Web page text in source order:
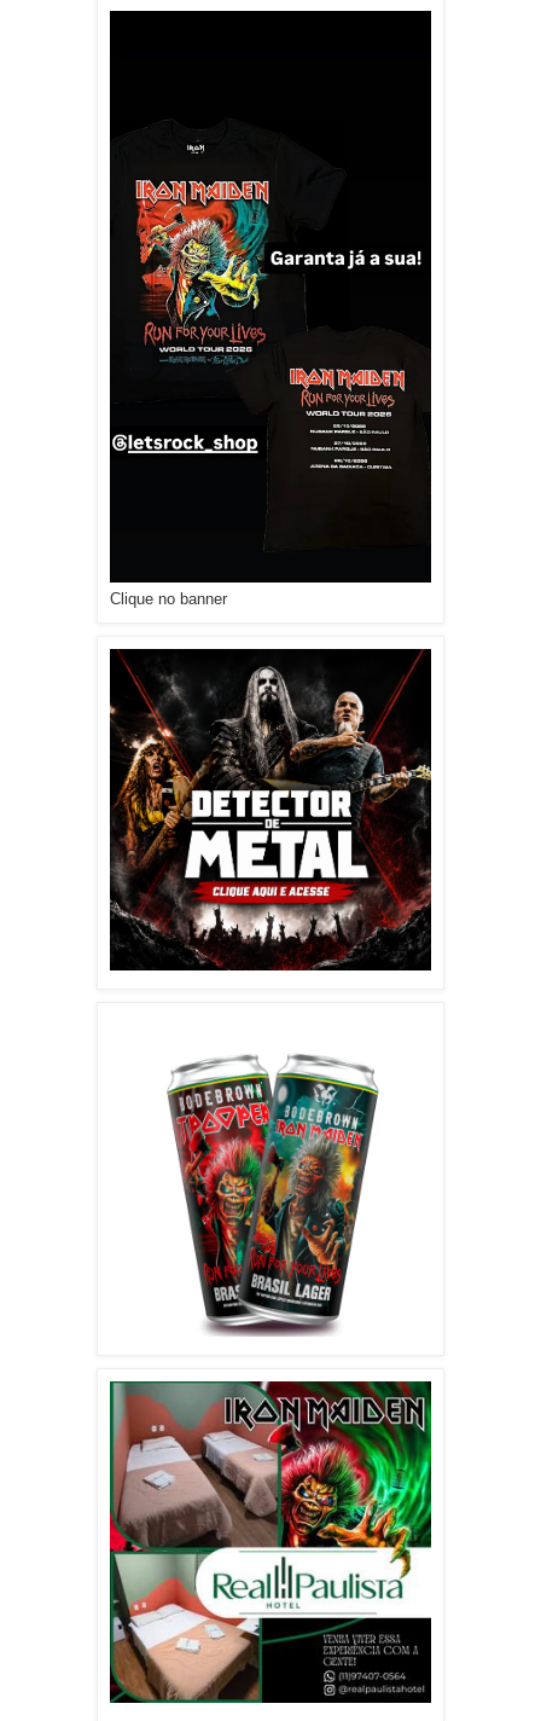
Clique no banner